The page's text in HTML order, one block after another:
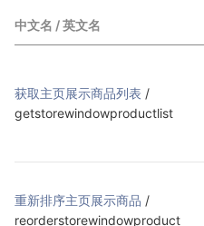
中文名 / 英文名
获取主页展示商品列表 /
getstorewindowproductlist
重新排序主页展示商品 /
reorderstorewindowproduct